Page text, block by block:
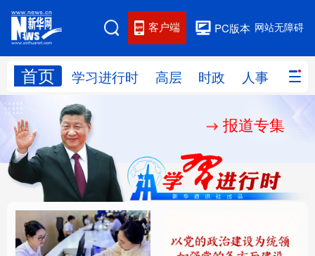
网站无障碍
PC版本
客户端
首页 学习进行时 高层 时政 人事 国际
网站地图
学习进行时 人事
国际 财经 网评
思客智库 全球连线 教育
科技 科创 量子 体育
报道专集